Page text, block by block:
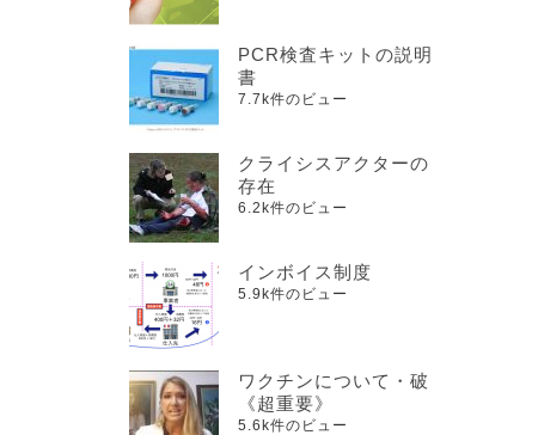
PCR検査キットの説明
書
7.7k件のビュー
クライシスアクターの
存在
6.2k件のビュー
インボイス制度
5.9k件のビュー
ワクチンについて・破
《超重要》
5.6k件のビュー